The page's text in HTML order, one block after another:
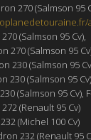
270 (Salmson 95
(Salmson 95 Cv),
270 (Salmson 95
230 (Salmson 95
230 (Salmson 95
(Salmson 95 Cv),
(Renault 95 Cv)
(Michel 100 Cv)
232 (Renault 95